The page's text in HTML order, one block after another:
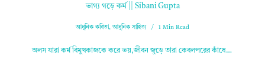
ভাগ্য গড়ে কর্ম || Sibani Gupta
আধুনিক কবিতা,আধুনিক সাহিত্য 1 Min Read
অলস যারা কর্ম বিমুখকাজকে করে ভয়,জীবন জুড়ে তারা কেবলপরের কাঁধে…